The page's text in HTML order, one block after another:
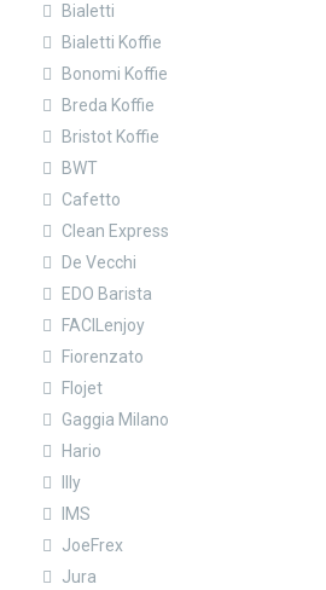
Bialetti
Bialetti Koffie
Bonomi Koffie
Breda Koffie
Bristot Koffie
BWT
Cafetto
Clean Express
De Vecchi
EDO Barista
FACILenjoy
Fiorenzato
Flojet
Gaggia Milano
Hario
Illy
IMS
JoeFrex
Jura